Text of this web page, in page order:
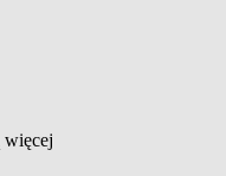
więcej